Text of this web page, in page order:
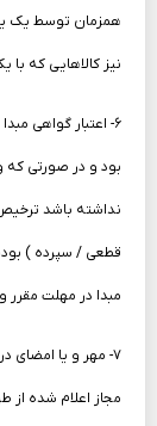
همزمان توسط یک
نیز کالاهایی که
بود و در صورتی که
نداشته باشد
قطعی / سپرده )
مبدا در مهلت مقرر
۷- مهر و یا امضای
مجاز اعلام شده از